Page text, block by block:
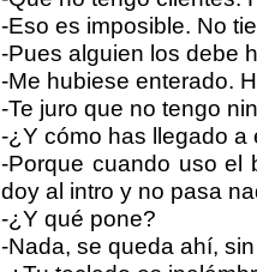
-Eso es imposible. No
-Pues alguien los debe
-Me hubiese enterado.
-Te juro que no tengo
-¿Y cómo has llegado a
-Porque cuando uso el
doy al intro y no pasa
-¿Y qué pone?
-Nada, se queda ahí,